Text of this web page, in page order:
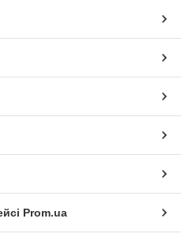
Prom.ua